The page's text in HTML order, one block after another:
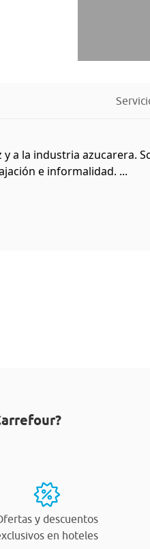
a la industria azucarera.
e informalidad. ...
y descuentos
en hoteles